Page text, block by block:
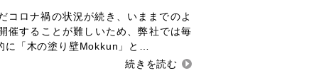
コロナ禍の状況が続き、いままでのよ
催することが難しいため、弊社では毎
に「木の塗り壁Mokkun」と…